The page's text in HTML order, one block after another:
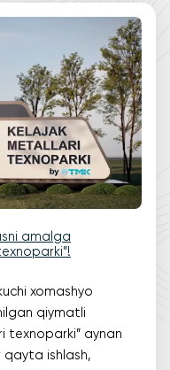
amalga
xomashyo
qiymatli
texnoparki” aynan
qayta ishlash,